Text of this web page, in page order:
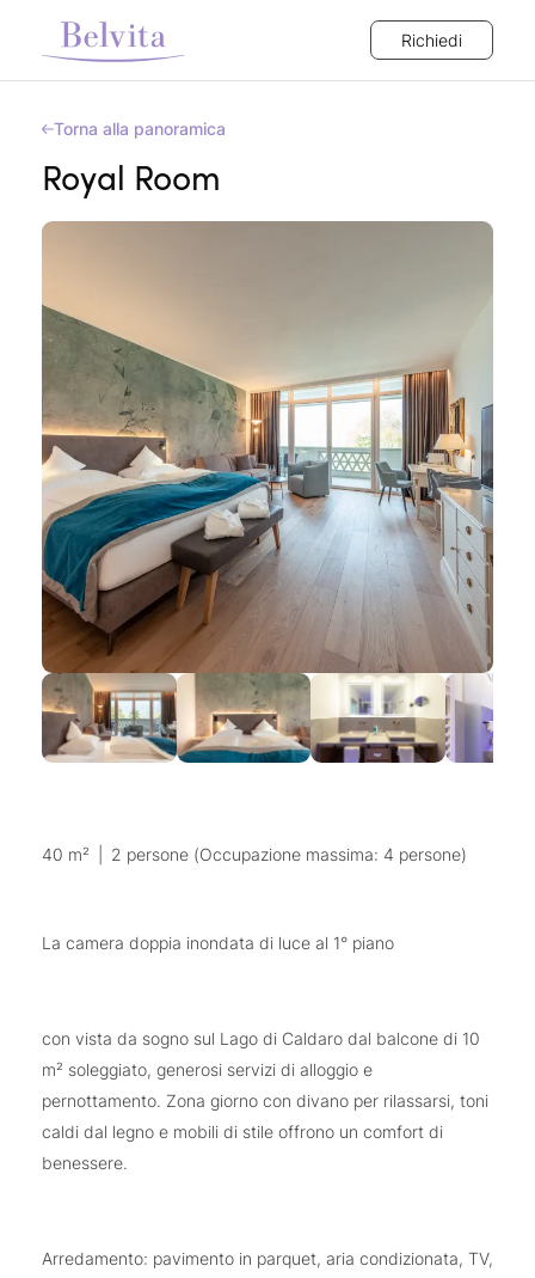
Richiedi
Torna alla panoramica
Royal Room
40 m² 2 persone (Occupazione massima: 4 persone)
La camera doppia inondata di luce al 1° piano
con vista da sogno sul Lago di Caldaro dal balcone di 10
m² soleggiato, generosi servizi di alloggio e
pernottamento. Zona giorno con divano per rilassarsi, toni
caldi dal legno e mobili di stile offrono un comfort di
benessere.
Arredamento: pavimento in parquet, aria condizionata, TV,